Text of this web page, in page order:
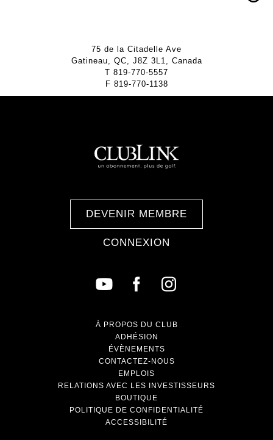
75 de la Citadelle Ave
Gatineau, QC, J8Z 3L1, Canada
T 819-770-5557
F 819-770-1138
DEVENIR MEMBRE
CONNEXION
À PROPOS DU CLUB
ADHÉSION
ÉVÈNEMENTS
CONTACTEZ-NOUS
EMPLOIS
RELATIONS AVEC LES INVESTISSEURS
BOUTIQUE
POLITIQUE DE CONFIDENTIALITÉ
ACCESSIBILITÉ